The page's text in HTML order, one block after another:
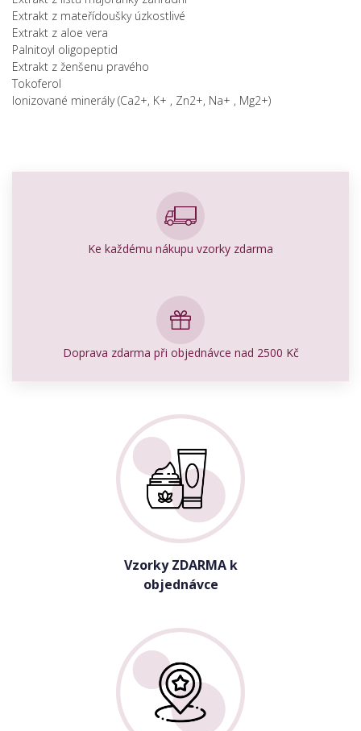
Extrakt z mateřídoušky úzkostlivé
Extrakt z aloe vera
Palnitoyl oligopeptid
Extrakt z ženšenu pravého
Tokoferol
Ionizované minerály (Ca2+, K+ , Zn2+, Na+ , Mg2+)
Ke každému nákupu vzorky zdarma
Doprava zdarma při objednávce nad 2500 Kč
Vzorky ZDARMA k
objednávce